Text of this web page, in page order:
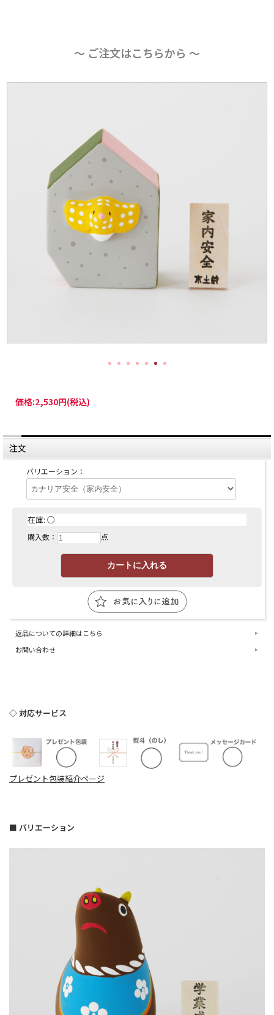
〜 ご注文はこちらから 〜
価格:2,530円(税込)
注文
バリエーション：
在庫: ○
購入数： 点
返品についての詳細はこちら
お問い合わせ
◇ 対応サービス
プレゼント包装紹介ページ
■ バリエーション